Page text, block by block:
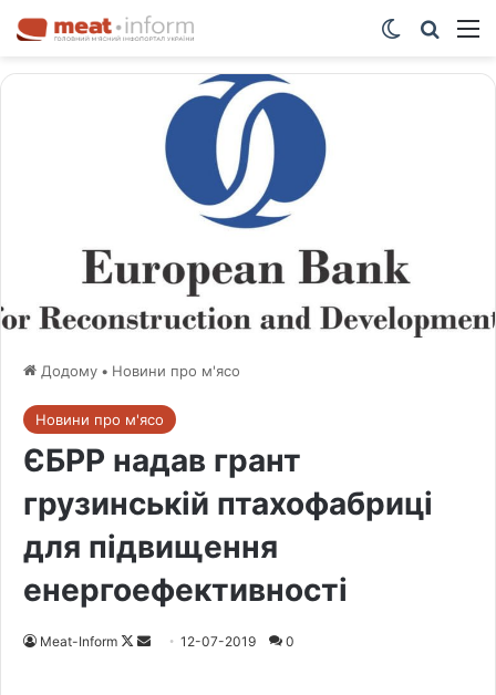
Switch skin
Додому • Новини про м'ясо
Новини про м'ясо
ЄБРР надав грант
грузинській птахофабриці
для підвищення
енергоефективності
Meat-Inform
F
12-07-2019 0